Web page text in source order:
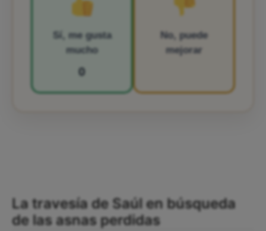
Sí, me gusta
mucho
0
No, puede
mejorar
La travesía de Saúl en búsqueda
de las asnas perdidas